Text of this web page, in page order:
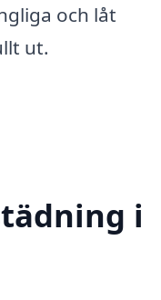
och låt
ut.
i